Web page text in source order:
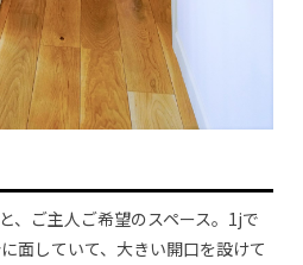
、ご主人ご希望のスペース。1jで
面していて、大きい開口を設けて